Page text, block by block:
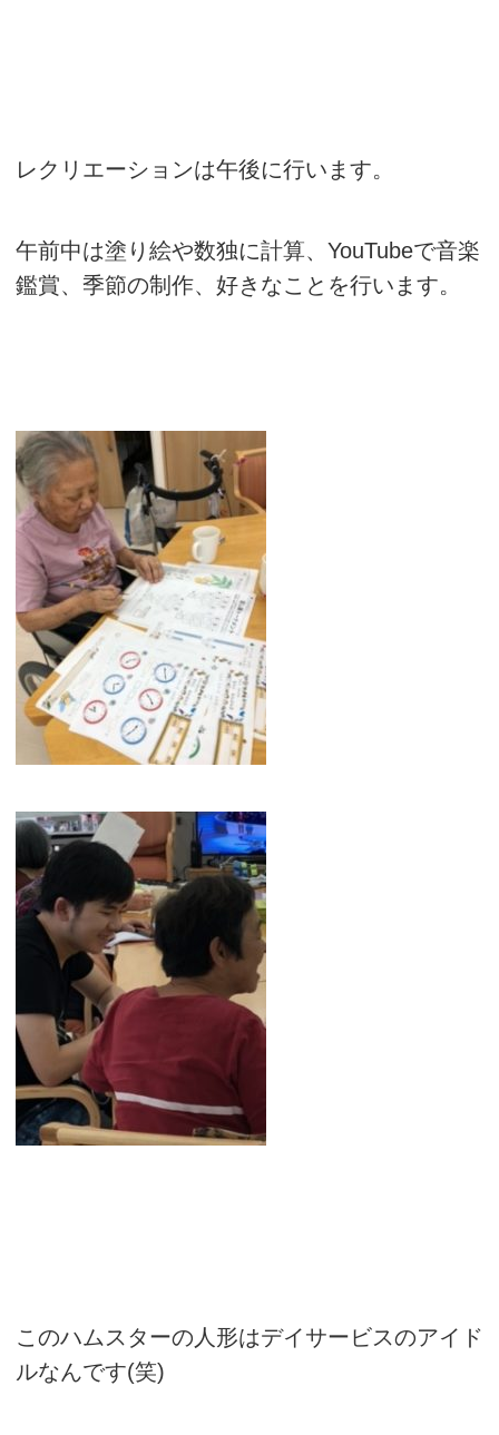
レクリエーションは午後に行います。
午前中は塗り絵や数独に計算、YouTubeで音楽
鑑賞、季節の制作、好きなことを行います。
このハムスターの人形はデイサービスのアイド
ルなんです(笑)